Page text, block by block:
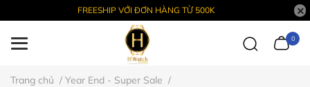
FREESHIP VỚI ĐƠN HÀNG TỪ 500K
0
Trang chủ / Year End - Super Sale /